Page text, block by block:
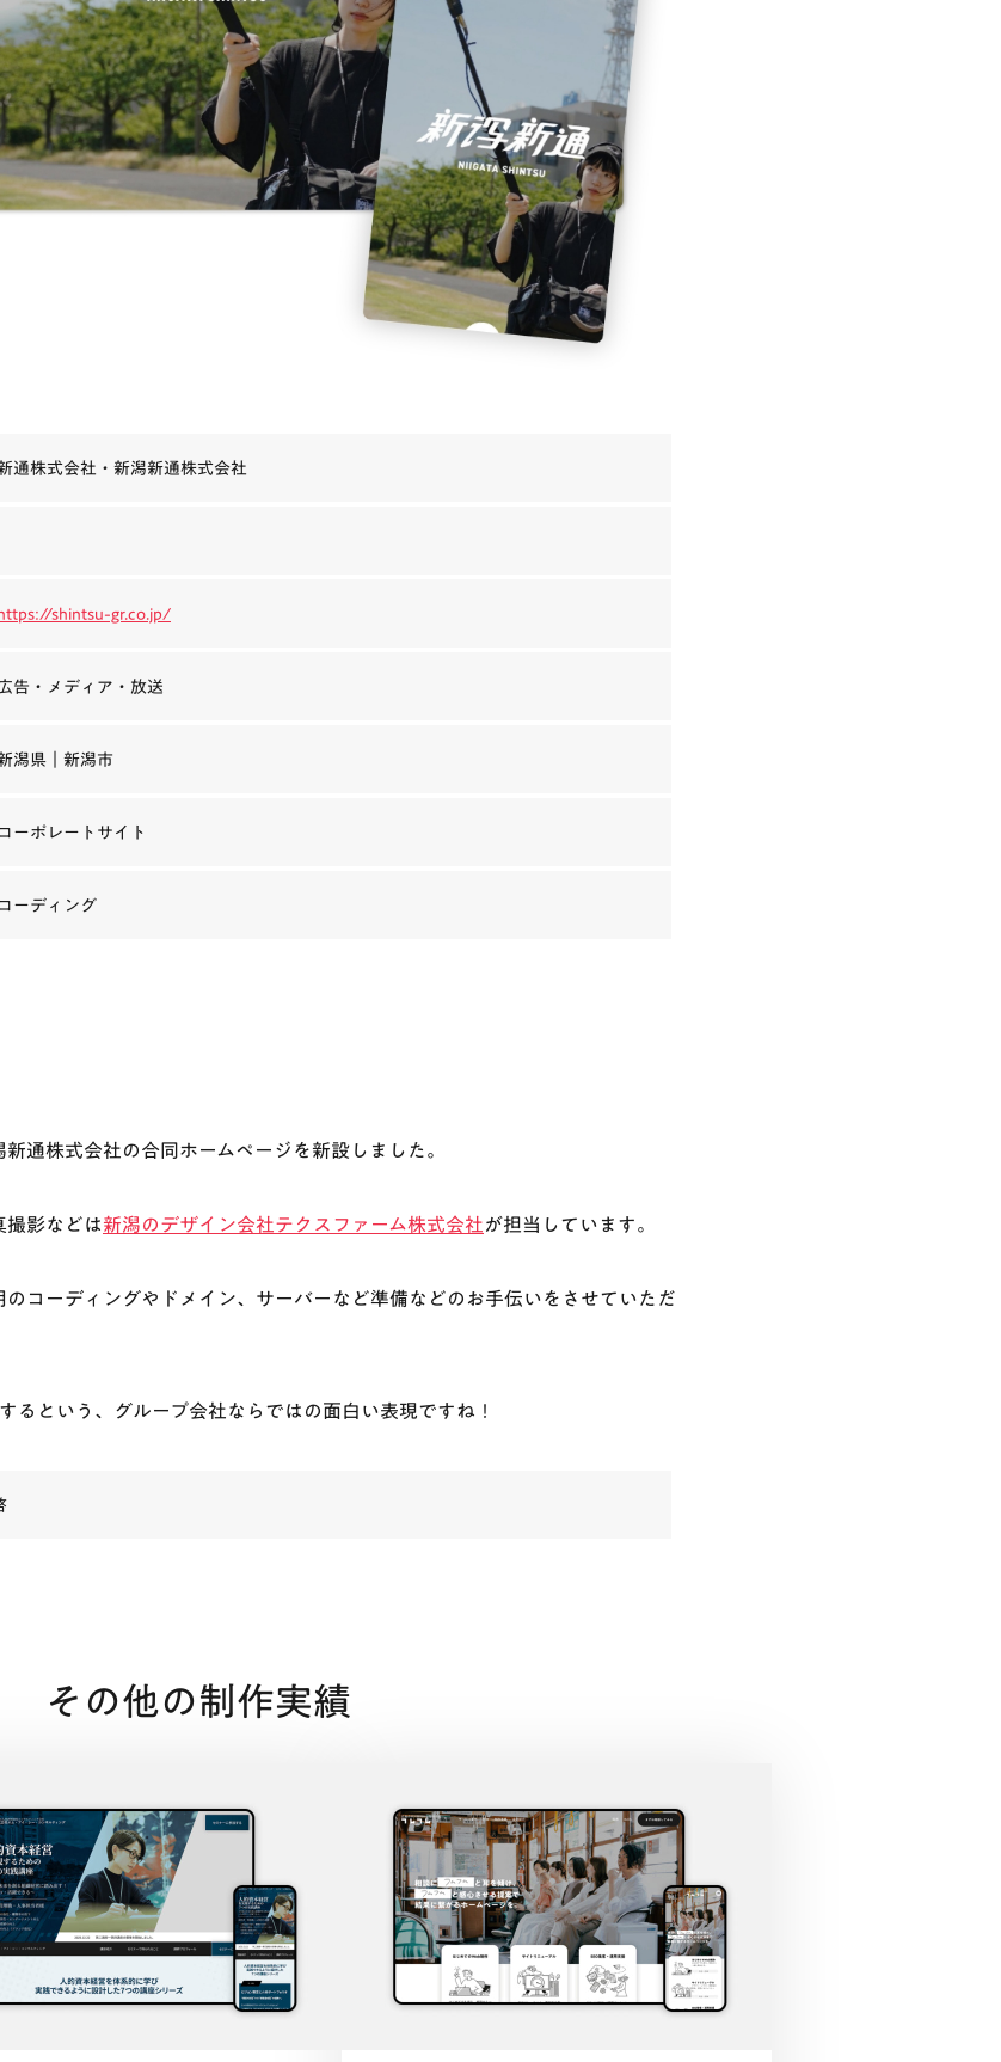
通株式会社・新潟新通株式会社
https://shintsu-gr.co.jp/
告・メディア・放送
潟県｜新潟市
コーポレートサイト
コーディング
通株式会社の合同ホームページを新設しました。
撮影などは新潟のデザイン会社テクスファーム株式会社が担当しています。
コーディングやドメイン、サーバーなど準備などのお手伝いをさせていただ
るという、グループ会社ならではの面白い表現ですね！
その他の制作実績